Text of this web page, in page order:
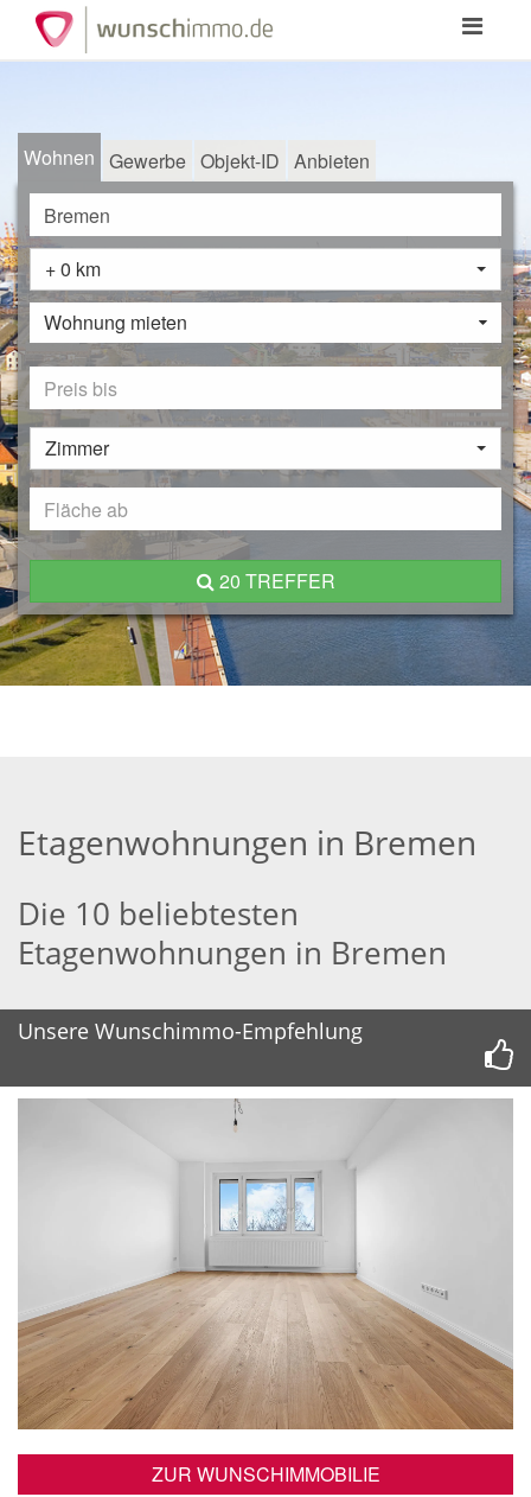
Toggle
Wohnen Gewerbe Objekt-ID Anbieten
+ 0 km
Wohnung mieten
Zimmer
20 TREFFER
Etagenwohnungen in Bremen
Die 10 beliebtesten
Etagenwohnungen in Bremen
Unsere Wunschimmo-Empfehlung
ZUR WUNSCHIMMOBILIE